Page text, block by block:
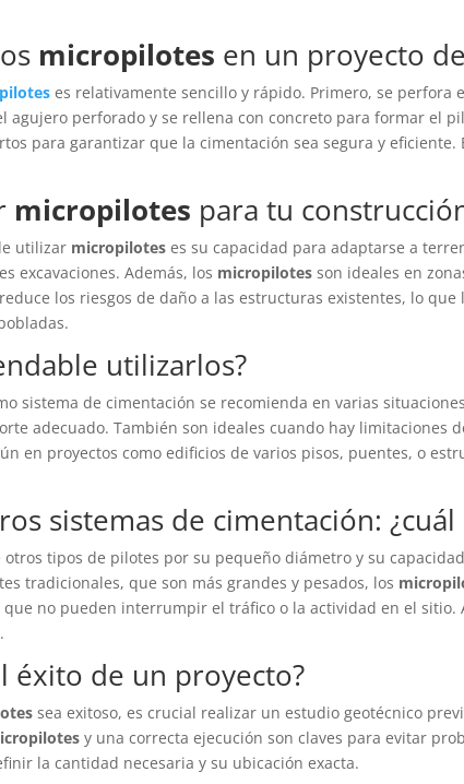
micropilotes en un proyecto
es relativamente sencillo y rápido. Primero, se
agujero perforado y se rellena con concreto para formar el
para garantizar que la cimentación sea segura y
micropilotes para tu
utilizar micropilotes es su capacidad para adaptarse a
excavaciones. Además, los micropilotes son ideales en
los riesgos de daño a las estructuras existentes, lo
utilizarlos?
sistema de cimentación se recomienda en varias
adecuado. También son ideales cuando hay limitaciones
en proyectos como edificios de varios pisos, puentes, o
sistemas de cimentación:
tipos de pilotes por su pequeño diámetro y su
tradicionales, que son más grandes y pesados, los
no pueden interrumpir el tráfico o la actividad en el sitio.
éxito de un proyecto?
sea exitoso, es crucial realizar un estudio geotécnico
y una correcta ejecución son claves para evitar
la cantidad necesaria y su ubicación exacta.